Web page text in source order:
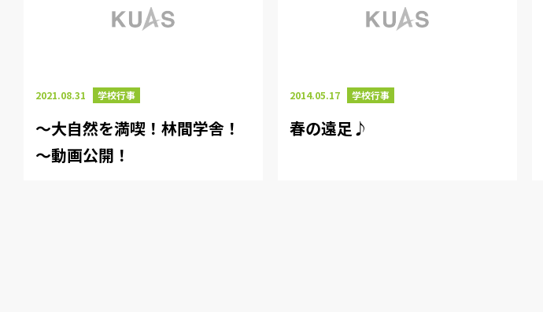
2021.08.31 学校行事
～大自然を満喫！林間学舎！
～動画公開！
2014.05.17 学校行事
春の遠足♪